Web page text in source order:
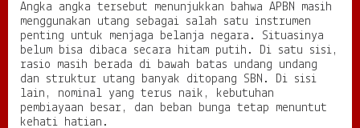
Angka angka tersebut menunjukkan bahwa APBN masih
menggunakan utang sebagai salah satu instrumen
penting untuk menjaga belanja negara. Situasinya
belum bisa dibaca secara hitam putih. Di satu sisi,
rasio masih berada di bawah batas undang undang
dan struktur utang banyak ditopang SBN. Di sisi
lain, nominal yang terus naik, kebutuhan
pembiayaan besar, dan beban bunga tetap menuntut
kehati hatian.